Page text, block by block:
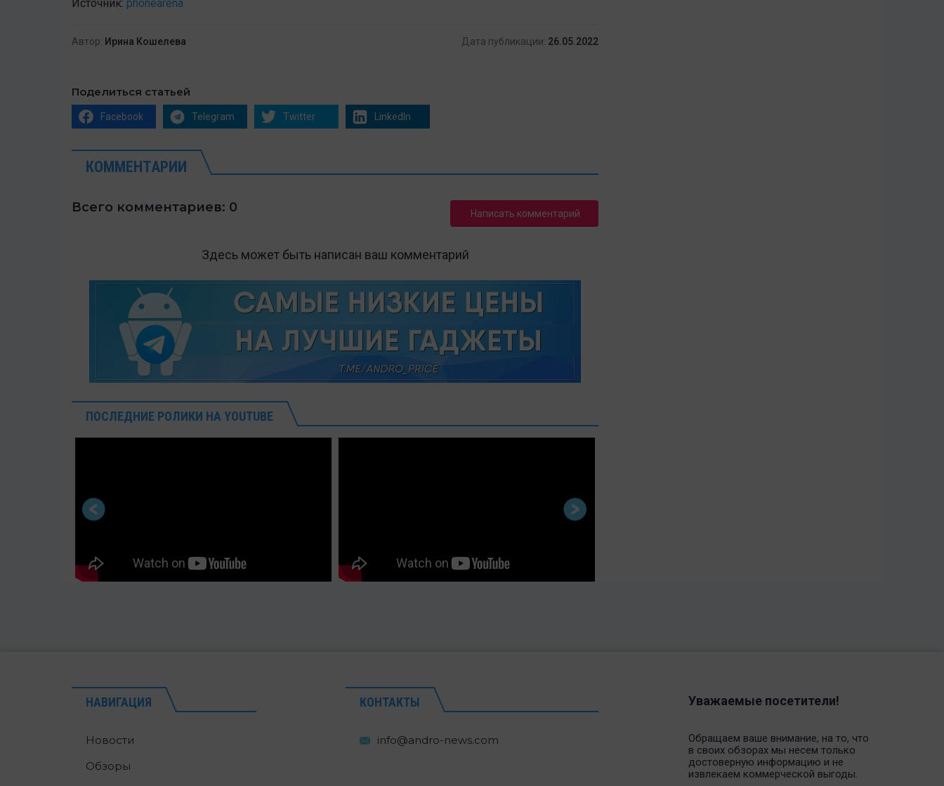
Источник: phonearena
Автор: Ирина Кошелева Дата публикации: 26.05.2022
Поделиться статьей
Facebook Telegram Twitter LinkedIn
КОММЕНТАРИИ
Всего комментариев: 0 Написать комментарий
Здесь может быть написан ваш комментарий
ПОСЛЕДНИЕ РОЛИКИ НА YOUTUBE
НАВИГАЦИЯ
Новости
Обзоры
КОНТАКТЫ Уважаемые посетители!
Обращаем ваше внимание, на то, что
в своих обзорах мы несем только
достоверную информацию и не
извлекаем коммерческой выгоды.